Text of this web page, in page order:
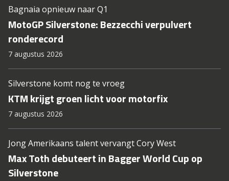
Bagnaia opnieuw naar Q1
MotoGP Silverstone: Bezzecchi verpulvert
ronderecord
7 augustus 2026
Silverstone komt nog te vroeg
KTM krijgt groen licht voor motorfix
7 augustus 2026
Jong Amerikaans talent vervangt Cory West
Max Toth debuteert in Bagger World Cup op
Silverstone